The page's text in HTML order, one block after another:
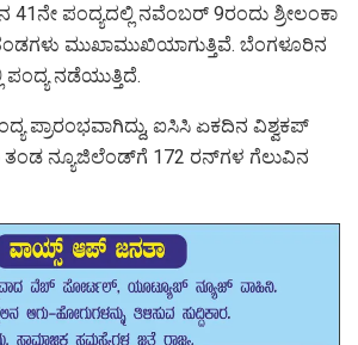
ಪಂದ್ಯದಲ್ಲಿ ನವೆಂಬರ್ 9ರಂದು ಶ್ರೀಲಂಕಾ
ಮುಖಾಮುಖಿಯಾಗುತ್ತಿವೆ. ಬೆಂಗಳೂರಿನ
ಪಂದ್ಯ ನಡೆಯುತ್ತಿದೆ.‌
ಪ್ರಾರಂಭವಾಗಿದ್ದು, ಐಸಿಸಿ ಏಕದಿನ ವಿಶ್ವಕಪ್
ತಂಡ ನ್ಯೂಜಿಲೆಂಡ್‌ಗೆ 172 ರನ್‌ಗಳ ಗೆಲುವಿನ